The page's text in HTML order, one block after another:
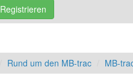
Registrieren
Rund um den MB-trac MB-